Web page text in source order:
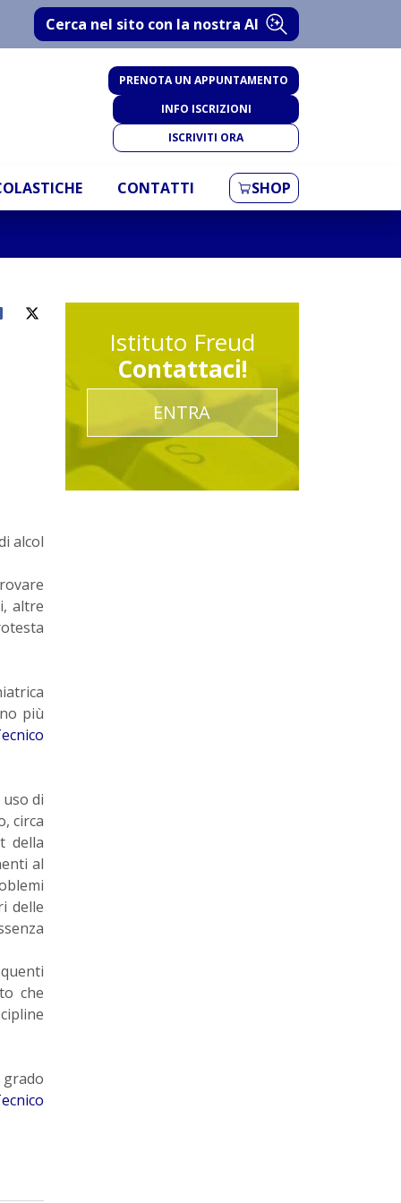
Cerca nel sito con la nostra AI
PRENOTA UN APPUNTAMENTO
INFO ISCRIZIONI
ISCRIVITI ORA
CONTATTI SHOP
alcol
altre
più
di
circa
della
al
delle
che
Istituto Freud
Contattaci!
ENTRA